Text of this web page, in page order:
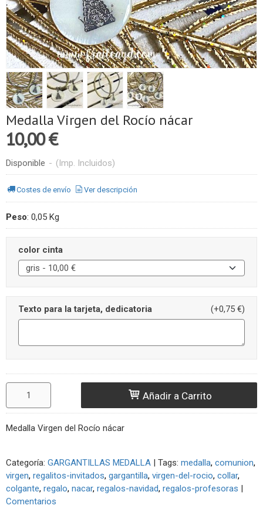
Medalla Virgen del Rocío nácar
10,00 €
Disponible - (Imp. Incluidos)
Costes de envío Ver descripción
Peso: 0,05 Kg
color cinta
Texto para la tarjeta, dedicatoria (+0,75 €)
Añadir a Carrito
Medalla Virgen del Rocío nácar
Categoría: GARGANTILLAS MEDALLA | Tags: medalla comunion
virgen regalitos-invitados gargantilla virgen-del-rocio collar
colgante regalo nacar regalos-navidad regalos-profesoras |
Comentarios